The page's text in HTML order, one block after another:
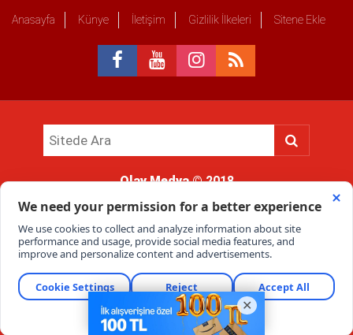
Anasayfa Künye İletişim Gizlilik İlkeleri Sitene Ekle
Olay Medya© 2018
kullanımı hukuki yaptırıma tabidir.
Haber Portalı Yazılımı